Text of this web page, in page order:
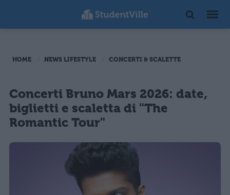
HOME NEWS LIFESTYLE CONCERTI & SCALETTE
Concerti Bruno Mars 2026: date,
biglietti e scaletta di "The
Romantic Tour"